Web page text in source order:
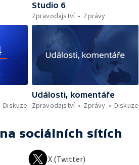
Studio 6
Zpravodajství
Zprávy
Diskuze
Události, komentáře
Zpravodajství
Zprávy Diskuze
na sociálních sítích
X (Twitter)